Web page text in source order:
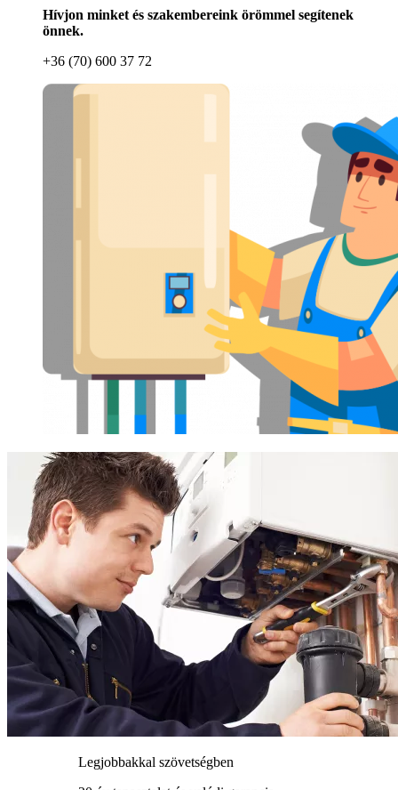
Hívjon minket és szakembereink örömmel segítenek
önnek.
+36 (70) 600 37 72
Legjobbakkal szövetségben